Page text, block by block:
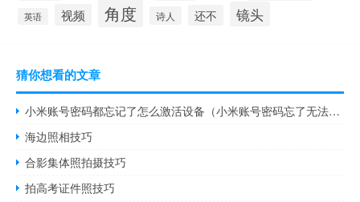
英语 视频 角度 诗人 还不 镜头
猜你想看的文章
小米账号密码都忘记了怎么激活设备（小米账号密码忘了无法激活手机怎么刷机）
海边照相技巧
合影集体照拍摄技巧
拍高考证件照技巧